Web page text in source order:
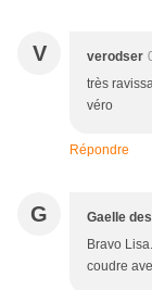
V verodser
très
véro
Répondre
G Gaelle
Bravo
coudre